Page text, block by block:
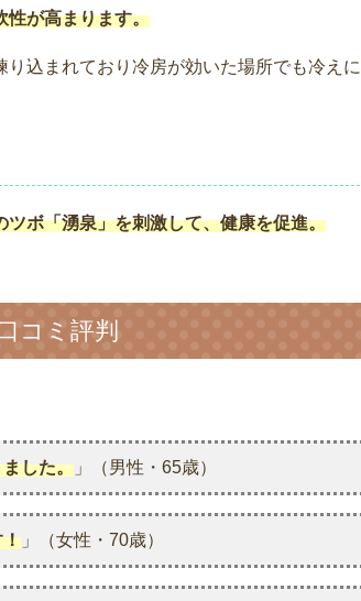
性が高まります。
込まれており冷房が効いた場所でも冷えに
ツボ「湧泉」を刺激して、健康を促進。
コミ評判
した。 」（男性・65歳）
！ 」（女性・70歳）